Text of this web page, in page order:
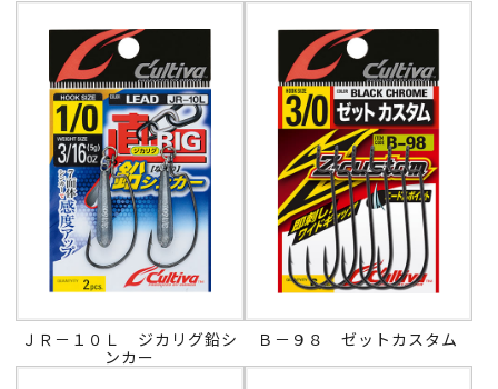
ＪＲ－１０Ｌ ジカリグ鉛シ
ンカー
Ｂ－９８ ゼットカスタム